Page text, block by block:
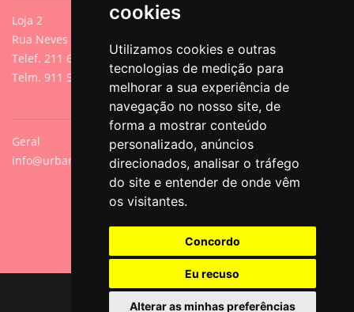
cookies
Utilizamos cookies e outras
tecnologias de medição para
melhorar a sua experiência de
navegação no nosso site, de
forma a mostrar conteúdo
personalizado, anúncios
direcionados, analisar o tráfego
do site e entender de onde vêm
os visitantes.
Concordo
Eu recuso
Alterar as minhas preferências
Loja 2
Rua Neves de Sousa 13A, Cacilhas, Oeiras
Telef. 211 640 788 (Chamada para rede fixa nacional)
Telm. 911 571 542 (Chamada para rede móvel nacional)
Geral
info@urbanpets.pt
© Copyright 2026 All Rights Reserved.